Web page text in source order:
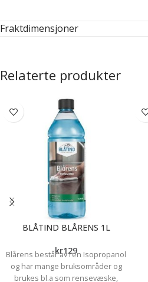
Fraktdimensjoner
Relaterte produkter
BLÅTIND BLÅRENS 1L
kr129
Blårens består av ren Isopropanol
og har mange bruksområder og
brukes bl.a som rensevæske,